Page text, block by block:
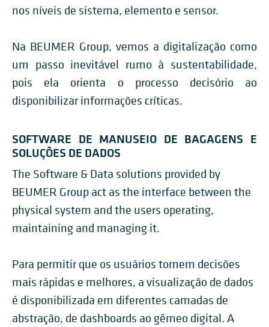
nos níveis de sistema, elemento e sensor.
Na BEUMER Group, vemos a digitalização como
um passo inevitável rumo à sustentabilidade,
pois ela orienta o processo decisório ao
disponibilizar informações críticas.
SOFTWARE DE MANUSEIO DE BAGAGENS E
SOLUÇÕES DE DADOS
The Software & Data solutions provided by
BEUMER Group act as the interface between the
physical system and the users operating,
maintaining and managing it.
Para permitir que os usuários tomem decisões
mais rápidas e melhores, a visualização de dados
é disponibilizada em diferentes camadas de
abstração, de dashboards ao gêmeo digital. A